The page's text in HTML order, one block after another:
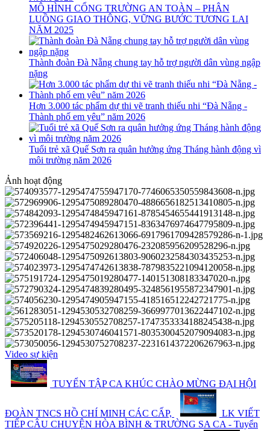
MÔ HÌNH CỔNG TRƯỜNG AN TOÀN – PHÂN
LUỒNG GIAO THÔNG, VỮNG BƯỚC TƯƠNG LAI
NĂM 2025
Thành đoàn Đà Nẵng chung tay hỗ trợ người dân vùng ngập
nặng
Hơn 3.000 tác phẩm dự thi vẽ tranh thiếu nhi “Đà Nẵng -
Thành phố em yêu” năm 2026
Tuổi trẻ xã Quế Sơn ra quân hưởng ứng Tháng hành động vì
môi trường năm 2026
Ảnh hoạt động
Video sự kiện
TUYỂN TẬP CA KHÚC CHÀO MỪNG ĐẠI HỘI
ĐOÀN TNCS HỒ CHÍ MINH CÁC CẤP,
LK VIẾT
TIẾP CÂU CHUYỆN HÒA BÌNH & TRƯỜNG SA CA - Tuyển